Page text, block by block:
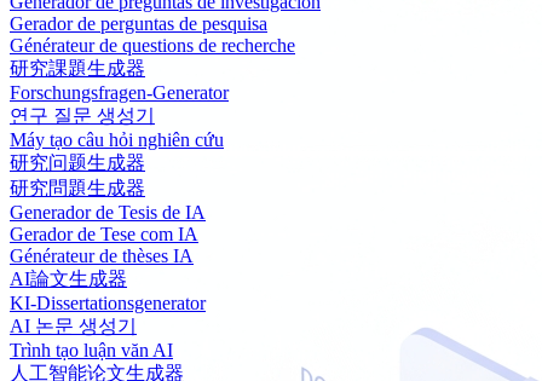
Gerador de perguntas de pesquisa
Générateur de questions de recherche
研究課題生成器
Forschungsfragen-Generator
연구 질문 생성기
Máy tạo câu hỏi nghiên cứu
研究问题生成器
研究問題生成器
Generador de Tesis de IA
Gerador de Tese com IA
Générateur de thèses IA
AI論文生成器
KI-Dissertationsgenerator
AI 논문 생성기
Trình tạo luận văn AI
人工智能论文生成器